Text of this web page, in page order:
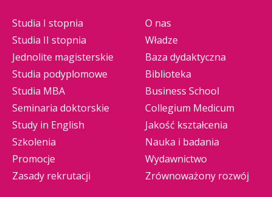
Studia I stopnia
Studia II stopnia
Jednolite magisterskie
Studia podyplomowe
Studia MBA
Seminaria doktorskie
Study in English
Szkolenia
Promocje
Zasady rekrutacji
O nas
Władze
Baza dydaktyczna
Biblioteka
Business School
Collegium Medicum
Jakość kształcenia
Nauka i badania
Wydawnictwo
Zrównoważony rozwój